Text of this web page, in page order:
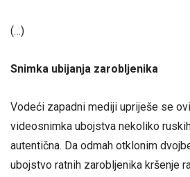
(…)
Snimka ubijanja zarobljenika
Vodeći zapadni mediji upriješe se
videosnimka ubojstva nekoliko
autentična. Da odmah otklonim
ubojstvo ratnih zarobljenika kršenje